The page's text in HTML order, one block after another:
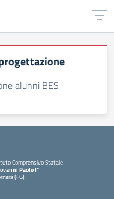
alunni BES
Comprensivo Statale
Paolo I"
(FG)